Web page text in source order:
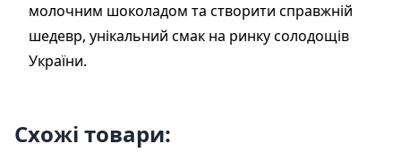
молочним шоколадом та створити справжній
шедевр, унікальний смак на ринку солодощів
України.
Схожі товари: